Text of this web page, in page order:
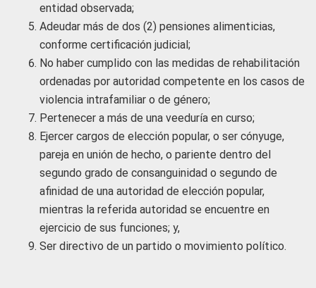
entidad observada;
Adeudar más de dos (2) pensiones alimenticias,
conforme certificación judicial;
No haber cumplido con las medidas de rehabilitación
ordenadas por autoridad competente en los casos de
violencia intrafamiliar o de género;
Pertenecer a más de una veeduría en curso;
Ejercer cargos de elección popular, o ser cónyuge,
pareja en unión de hecho, o pariente dentro del
segundo grado de consanguinidad o segundo de
afinidad de una autoridad de elección popular,
mientras la referida autoridad se encuentre en
ejercicio de sus funciones; y,
Ser directivo de un partido o movimiento político.